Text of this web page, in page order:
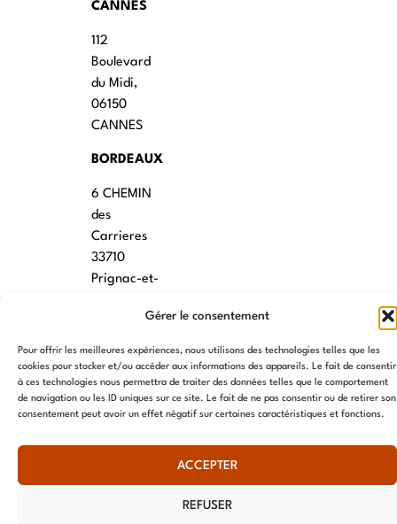
Gérer le consentement
Pour offrir les meilleures expériences, nous utilisons des technologies telles que les
cookies pour stocker et/ou accéder aux informations des appareils. Le fait de consentir
à ces technologies nous permettra de traiter des données telles que le comportement
de navigation ou les ID uniques sur ce site. Le fait de ne pas consentir ou de retirer son
consentement peut avoir un effet négatif sur certaines caractéristiques et fonctions.
ACCEPTER
REFUSER
CANNES
112
Boulevard
du Midi,
06150
CANNES
BORDEAUX
6 CHEMIN
des
Carrieres
33710
Prignac-et-
7 rue des
écoles
34790
© AME 2024, tous droits réservés